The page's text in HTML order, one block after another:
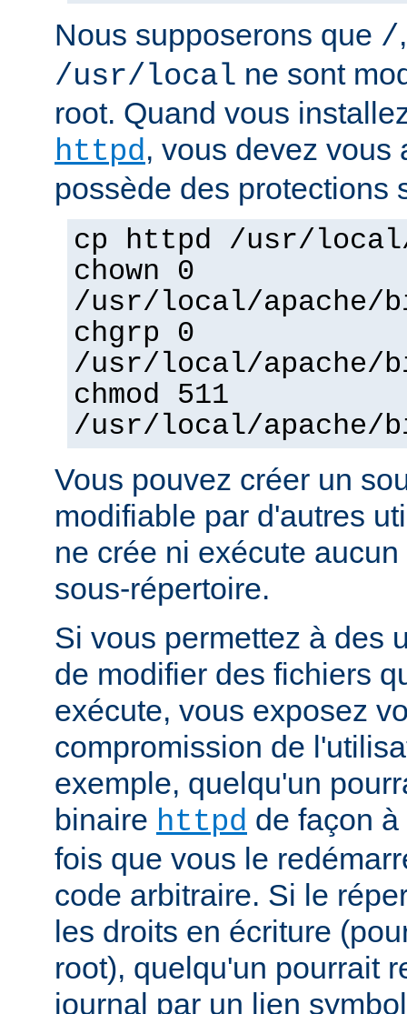
Nous supposerons que /
/usr/local ne sont
root. Quand vous
httpd, vous devez vous
possède des protections
cp httpd /usr/
chown 0
/usr/local/apache/
chgrp 0
/usr/local/apache/
chmod 511
/usr/local/apache/
Vous pouvez créer un
modifiable par d'autres
ne crée ni exécute
sous-répertoire.
Si vous permettez à des
de modifier des fichiers
exécute, vous exposez
compromission de
exemple, quelqu'un
binaire httpd de façon
fois que vous le
code arbitraire. Si le
les droits en écriture
root), quelqu'un pourrait
journal par un lien